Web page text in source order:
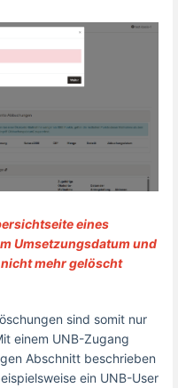
eines
Umsetzungsdatum und
mehr gelöscht
sind somit nur
einem UNB-Zugang
Abschnitt beschrieben
ein UNB-User